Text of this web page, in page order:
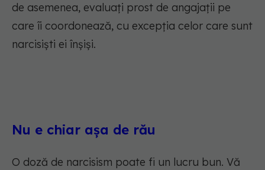
de asemenea, evaluați prost de angajații pe
care îi coordonează, cu excepția celor care sunt
narcisiști ei înșiși.
Nu e chiar așa de rău
O doză de narcisism poate fi un lucru bun. Vă